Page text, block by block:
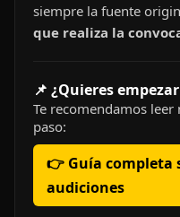
siempre la fuente
que realiza la
📌 ¿Quieres
Te recomendamos
paso:
👉 Guía completa
audiciones